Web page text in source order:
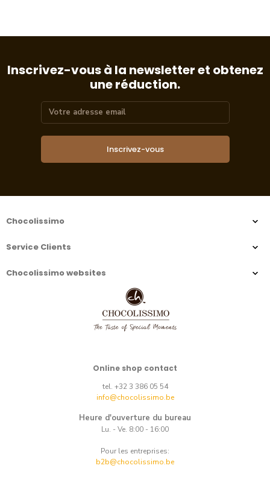
Inscrivez-vous à la newsletter et obtenez
une réduction.
Inscrivez-vous
Chocolissimo
Service Clients
Chocolissimo websites
Online shop contact
tel. +32 3 386 05 54
info@chocolissimo.be
Heure d'ouverture du bureau
Lu. - Ve. 8:00 - 16:00
Pour les entreprises:
b2b@chocolissimo.be